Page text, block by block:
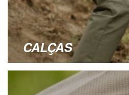
CALÇAS